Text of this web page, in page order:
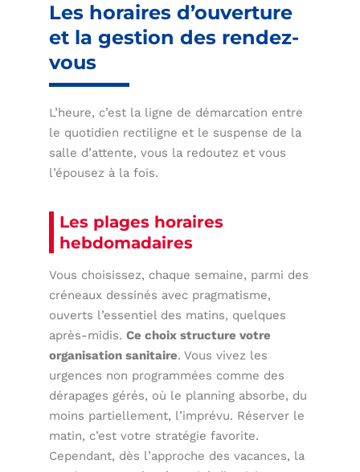
Les horaires d’ouverture
et la gestion des rendez-
vous
L’heure, c’est la ligne de démarcation entre
le quotidien rectiligne et le suspense de la
salle d’attente, vous la redoutez et vous
l’épousez à la fois.
Les plages horaires
hebdomadaires
Vous choisissez, chaque semaine, parmi des
créneaux dessinés avec pragmatisme,
ouverts l’essentiel des matins, quelques
après-midis.Ce choix structure votre
organisation sanitaire. Vous vivez les
urgences non programmées comme des
dérapages gérés, où le planning absorbe, du
moins partiellement, l’imprévu. Réserver le
matin, c’est votre stratégie favorite.
Cependant, dès l’approche des vacances, la